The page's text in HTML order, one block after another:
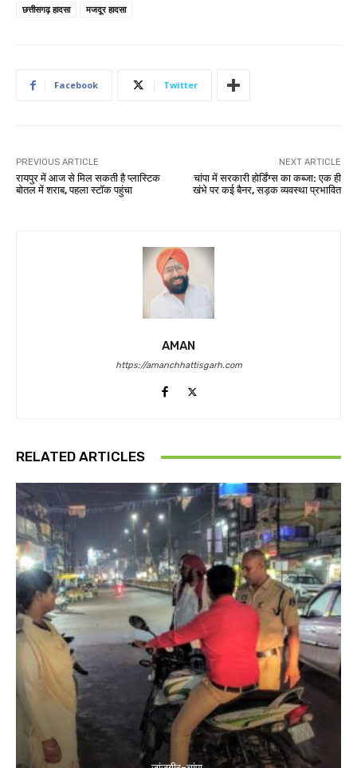
छत्तीसगढ़ हादसा
मजदूर हादसा
Facebook Twitter
PREVIOUS ARTICLE
रायपुर में आज से मिल सकती है प्लास्टिक
बोतल में शराब, पहला स्टॉक पहुंचा
NEXT ARTICLE
चांपा में सरकारी होर्डिंग्स का कब्जा: एक ही
खंभे पर कई बैनर, सड़क व्यवस्था प्रभावित
AMAN
https://amanchhattisgarh.com
RELATED ARTICLES